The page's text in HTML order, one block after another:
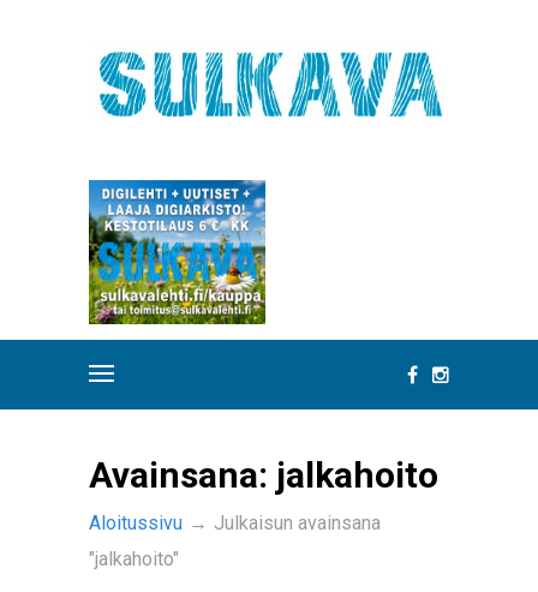
Avainsana: jalkahoito
Aloitussivu → Julkaisun avainsana
"jalkahoito"